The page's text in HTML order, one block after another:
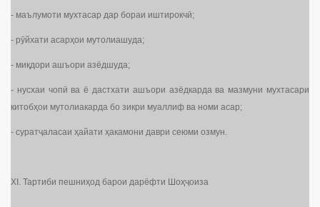
- маълумоти мухтасар дар бораи иштирокчӣ;
- рӯйхати асарҳои мутолиашуда;
- миқдори ашъори азёдшуда;
- нусхаи чопӣ ва ё дастхати ашъори азёдкарда ва мазмуни мухтасари
китобҳои мутолиакарда бо зикри муаллиф ва номи асар;
- суратҷаласаи ҳайати ҳакамони даври сеюми озмун.
XI. Тартиби пешниҳод барои дарёфти Шоҳҷоиза